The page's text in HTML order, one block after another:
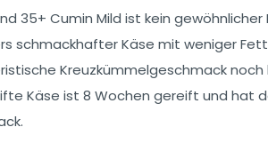
35+ Cumin Mild ist kein
schmackhafter Käse mit weniger
Kreuzkümmelgeschmack noch
Käse ist 8 Wochen gereift und hat